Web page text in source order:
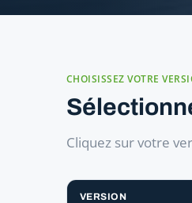
CHOISISSEZ VOTRE
Cliquez sur votre
VERSION